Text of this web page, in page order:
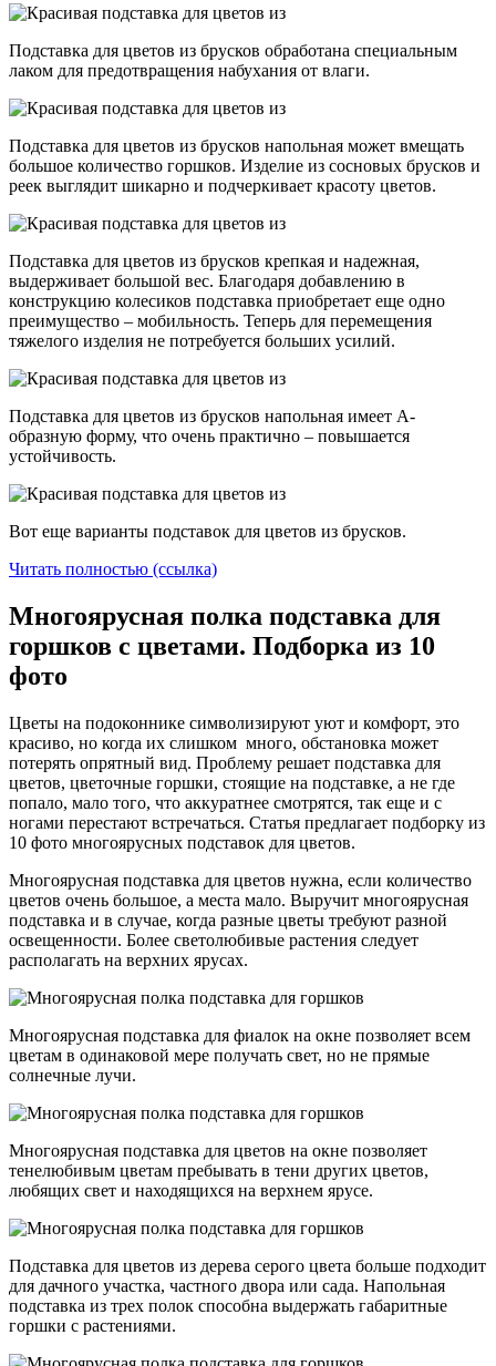
Подставка для цветов из брусков обработана специальным
лаком для предотвращения набухания от влаги.
Подставка для цветов из брусков напольная может вмещать
большое количество горшков. Изделие из сосновых брусков и
реек выглядит шикарно и подчеркивает красоту цветов.
Подставка для цветов из брусков крепкая и надежная,
выдерживает большой вес. Благодаря добавлению в
конструкцию колесиков подставка приобретает еще одно
преимущество – мобильность. Теперь для перемещения
тяжелого изделия не потребуется больших усилий.
Подставка для цветов из брусков напольная имеет А-
образную форму, что очень практично – повышается
устойчивость.
Вот еще варианты подставок для цветов из брусков.
Читать полностью (ссылка)
Многоярусная полка подставка для
горшков с цветами. Подборка из 10
фото
Цветы на подоконнике символизируют уют и комфорт, это
красиво, но когда их слишком много, обстановка может
потерять опрятный вид. Проблему решает подставка для
цветов, цветочные горшки, стоящие на подставке, а не где
попало, мало того, что аккуратнее смотрятся, так еще и с
ногами перестают встречаться. Статья предлагает подборку из
10 фото многоярусных подставок для цветов.
Многоярусная подставка для цветов нужна, если количество
цветов очень большое, а места мало. Выручит многоярусная
подставка и в случае, когда разные цветы требуют разной
освещенности. Более светолюбивые растения следует
располагать на верхних ярусах.
Многоярусная подставка для фиалок на окне позволяет всем
цветам в одинаковой мере получать свет, но не прямые
солнечные лучи.
Многоярусная подставка для цветов на окне позволяет
тенелюбивым цветам пребывать в тени других цветов,
любящих свет и находящихся на верхнем ярусе.
Подставка для цветов из дерева серого цвета больше подходит
для дачного участка, частного двора или сада. Напольная
подставка из трех полок способна выдержать габаритные
горшки с растениями.